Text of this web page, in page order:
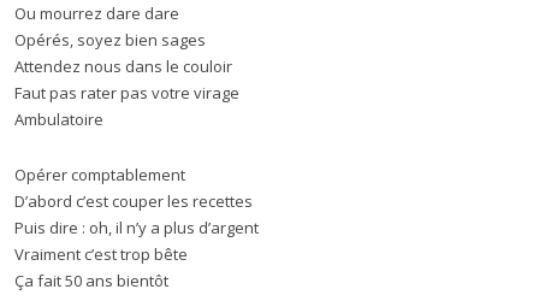
Ou mourrez dare dare
Opérés, soyez bien sages
Attendez nous dans le couloir
Faut pas rater pas votre virage
Ambulatoire
Opérer comptablement
D’abord c’est couper les recettes
Puis dire : oh, il n’y a plus d’argent
Vraiment c’est trop bête
Ça fait 50 ans bientôt